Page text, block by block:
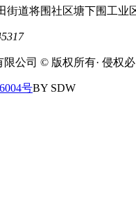
街道将围社区塘下围工业
公司 © 版权所有· 侵权
号BY SDW